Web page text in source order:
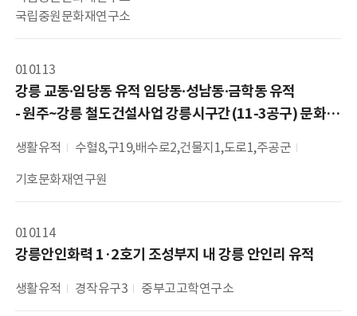
국립중원문화재연구소
010113
강릉 교동∙임당동 유적 임당동∙성남동∙금학동 유적
- 원주~강릉 철도건설사업 강릉시구간(11-3공구) 문화재
생활유적
수혈8,구19,배수로2,건물지1,도로1,주공군
기호문화재연구원
010114
강릉안인화력 1·2호기 조성부지 내 강릉 안인리 유적
생활유적 경작유구3 중부고고학연구소